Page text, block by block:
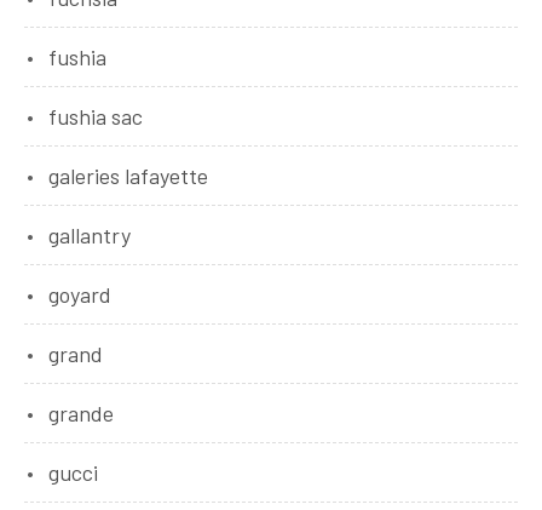
fushia
fushia sac
galeries lafayette
gallantry
goyard
grand
grande
gucci